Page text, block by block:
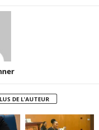
DE L'AUTEUR